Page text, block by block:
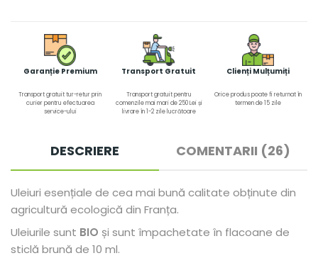
Garanție Premium
Transport gratuit tur-retur prin
curier pentru efectuarea
service-ului
Transport Gratuit
Transport gratuit pentru
comenzile mai mari de 250 Lei și
livrare în 1-2 zile lucrătoare
Clienți Mulțumiți
Orice produs poate fi returnat în
termen de 15 zile
DESCRIERE COMENTARII (26)
Uleiuri esențiale de cea mai bună calitate obținute din
agricultură ecologică din Franța.
Uleiurile sunt BIO și sunt împachetate în flacoane de
sticlă brună de 10 ml.